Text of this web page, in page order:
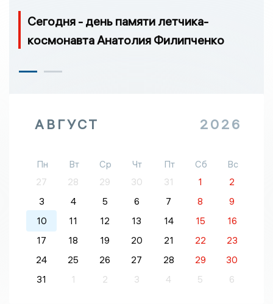
Сегодня - день памяти летчика-
космонавта Анатолия Филипченко
АВГУСТ 2026
Пн Вт Ср Чт Пт Сб
Вс
27
28 29 30 31 1
2
3
4 5 6 7 8
9
10
11 12 13 14 15
16
17
18 19 20 21 22
23
24
25 26 27 28 29
30
31
1 2 3 4 5 6